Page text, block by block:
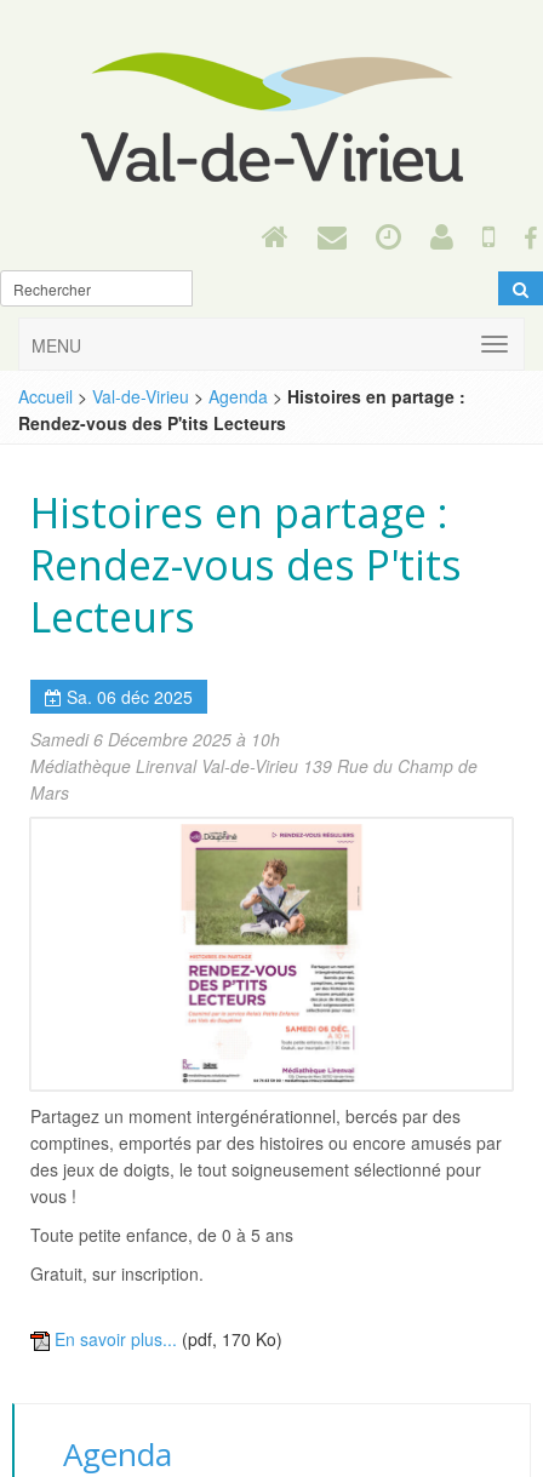
MENU
Accueil > Val-de-Virieu > Agenda > Histoires en partage :
Rendez-vous des P'tits Lecteurs
Histoires en partage :
Rendez-vous des P'tits
Lecteurs
Sa. 06 déc 2025
Samedi 6 Décembre 2025 à 10h
Médiathèque Lirenval Val-de-Virieu 139 Rue du Champ de
Mars
Partagez un moment intergénérationnel, bercés par des
comptines, emportés par des histoires ou encore amusés par
des jeux de doigts, le tout soigneusement sélectionné pour
vous !
Toute petite enfance, de 0 à 5 ans
Gratuit, sur inscription.
En savoir plus... (pdf, 170 Ko)
Agenda